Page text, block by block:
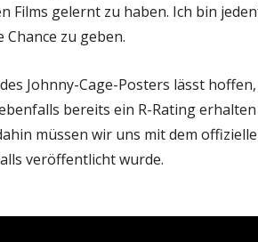
Films gelernt zu haben. Ich bin
Chance zu geben.
Johnny-Cage-Posters lässt
bereits ein R-Rating
müssen wir uns mit dem
veröffentlicht wurde.